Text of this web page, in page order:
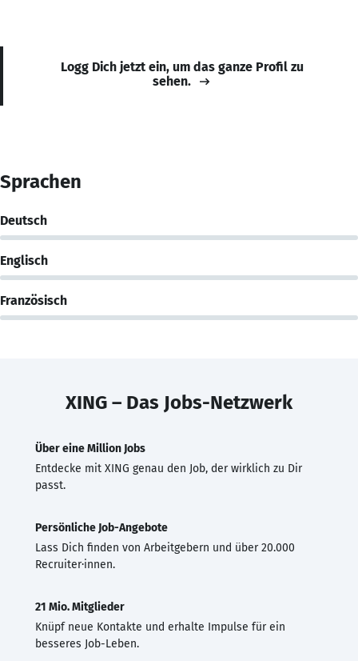
Logg Dich jetzt ein, um das ganze Profil zu
sehen.
Sprachen
Deutsch
Englisch
Französisch
XING – Das Jobs-Netzwerk
Über eine Million Jobs
Entdecke mit XING genau den Job, der wirklich zu Dir
passt.
Persönliche Job-Angebote
Lass Dich finden von Arbeitgebern und über 20.000
Recruiter·innen.
21 Mio. Mitglieder
Knüpf neue Kontakte und erhalte Impulse für ein
besseres Job-Leben.